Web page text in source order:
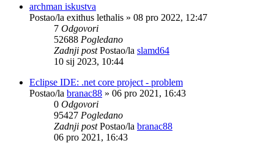
archman iskustva
Postao/la exithus lethalis » 08 pro 2022, 12:47
7 Odgovori
52688 Pogledano
Zadnji postPostao/la slamd64
10 sij 2023, 10:44
Eclipse IDE: .net core project - problem
Postao/la branac88 » 06 pro 2021, 16:43
0 Odgovori
95427 Pogledano
Zadnji postPostao/la branac88
06 pro 2021, 16:43